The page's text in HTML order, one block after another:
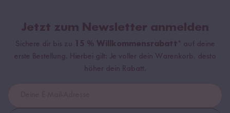
Jetzt zum Newsletter anmelden
Sichere dir bis zu 15 % Willkommensrabatt* auf deine
erste Bestellung. Hierbei gilt: Je voller dein Warenkorb, desto
höher dein Rabatt.